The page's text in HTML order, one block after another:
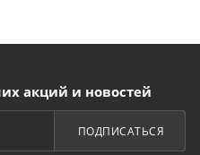
акций и новостей
ПОДПИСАТЬСЯ